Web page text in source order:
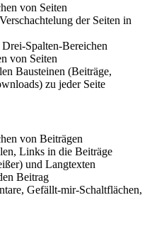
von Seiten
der Seiten in
Spalten-Bereichen
von Seiten
Bausteinen (Beiträge,
zu jeder Seite
von Beiträgen
Links in die Beiträge
und Langtexten
Beitrag
Gefällt-mir-Schaltflächen,